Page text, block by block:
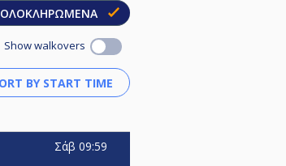
ΟΛΟΚΛΗΡΩΜΈΝΑ
Show walkovers
Σάβ 09:59